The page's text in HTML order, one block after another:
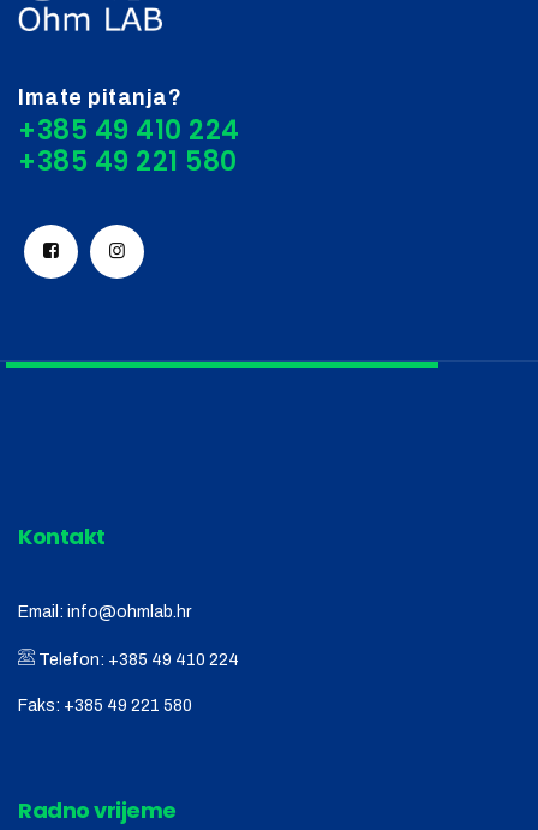
Imate pitanja?
+385 49 410 224
Kontakt
Email: info@ohmlab.hr
Telefon: +385 49 410 224
Faks: +385 49 221 580
Radno vrijeme